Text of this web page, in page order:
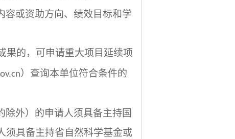
容或资助方向、绩效目标和学
果的，可申请重大项目延续项
）查询本单位符合条件的
除外）的申请人须具备主持国
须具备主持省自然科学基金或